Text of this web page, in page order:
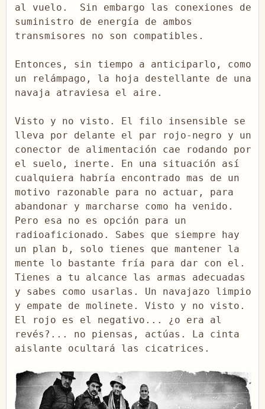
al vuelo.  Sin embargo las conexiones de
suministro de energía de ambos
transmisores no son compatibles.
Entonces, sin tiempo a anticiparlo, como
un relámpago, la hoja destellante de una
navaja atraviesa el aire.
Visto y no visto. El filo insensible se
lleva por delante el par rojo-negro y un
conector de alimentación cae rodando por
el suelo, inerte. En una situación así
cualquiera habría encontrado mas de un
motivo razonable para no actuar, para
abandonar y marcharse como ha venido.
Pero esa no es opción para un
radioaficionado. Sabes que siempre hay
un plan b, solo tienes que mantener la
mente lo bastante fría para dar con el.
Tienes a tu alcance las armas adecuadas
y sabes como usarlas. Un navajazo limpio
y empate de molinete. Visto y no visto.
El rojo es el negativo... ¿o era al
revés?... no piensas, actúas. La cinta
aislante ocultará las cicatrices.